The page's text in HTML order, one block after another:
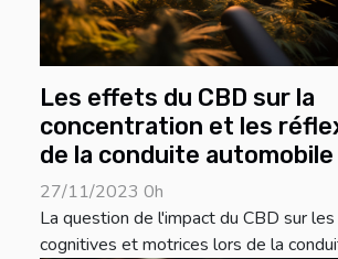
Les effets du CBD sur la
concentration et les
de la conduite automobile
27/11/2023 0h
La question de l'impact du CBD sur
cognitives et motrices lors de la